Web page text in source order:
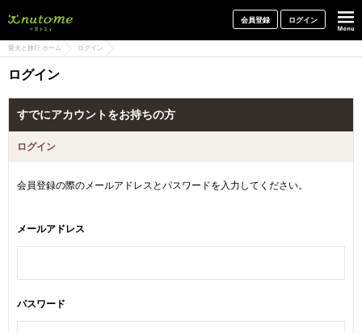
会員登録 ログイン
愛犬と旅行 ホーム ログイン
ログイン
すでにアカウントをお持ちの方
ログイン
会員登録の際のメールアドレスとパスワードを入力してください。
メールアドレス
パスワード